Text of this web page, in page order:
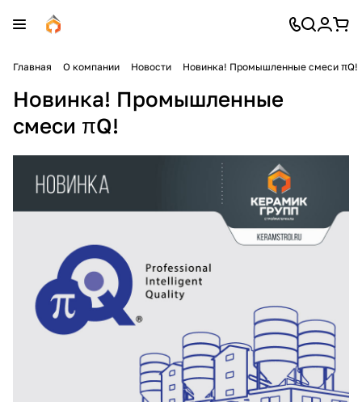
Главная О компании Новости Новинка! Промышленные смеси πQ!
Новинка! Промышленные
смеси πQ!